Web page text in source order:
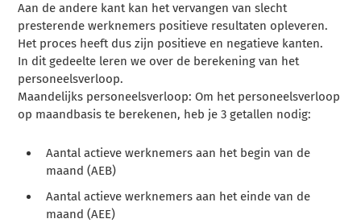
Aan de andere kant kan het vervangen van slecht
presterende werknemers positieve resultaten opleveren.
Het proces heeft dus zijn positieve en negatieve kanten.
In dit gedeelte leren we over de berekening van het
personeelsverloop.
Maandelijks personeelsverloop: Om het personeelsverloop
op maandbasis te berekenen, heb je 3 getallen nodig:
Aantal actieve werknemers aan het begin van de
maand (AEB)
Aantal actieve werknemers aan het einde van de
maand (AEE)